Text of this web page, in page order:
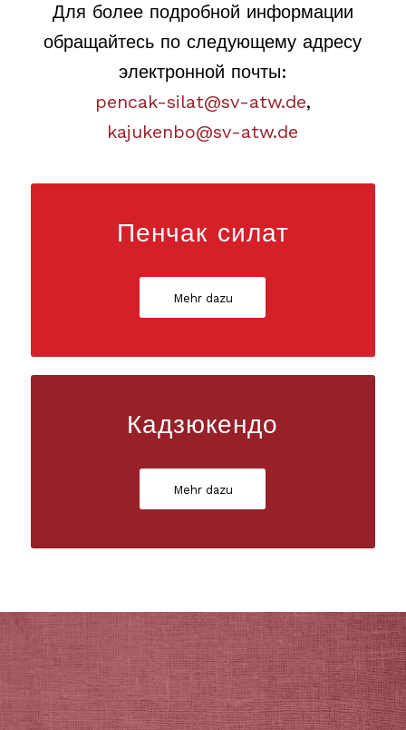
Для более подробной информации
обращайтесь по следующему адресу
электронной почты:
pencak-silat@sv-atw.de,
kajukenbo@sv-atw.de
Пенчак силат
Mehr dazu
Кадзюкендо
Mehr dazu